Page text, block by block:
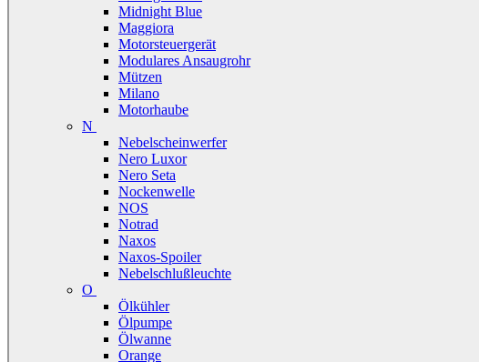
Midnight Blue
Maggiora
Motorsteuergerät
Modulares Ansaugrohr
Mützen
Milano
Motorhaube
N
Nebelscheinwerfer
Nero Luxor
Nero Seta
Nockenwelle
NOS
Notrad
Naxos
Naxos-Spoiler
Nebelschlußleuchte
O
Ölkühler
Ölpumpe
Ölwanne
Orange